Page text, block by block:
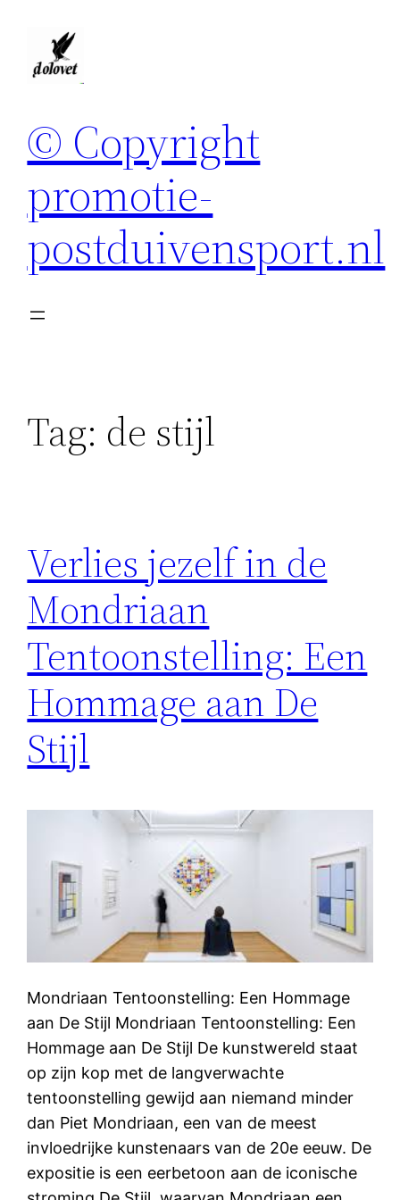
© Copyright
promotie-
postduivensport.nl
Tag: de stijl
Verlies jezelf in de
Mondriaan
Tentoonstelling: Een
Hommage aan De
Stijl
Mondriaan Tentoonstelling: Een Hommage
aan De Stijl Mondriaan Tentoonstelling: Een
Hommage aan De Stijl De kunstwereld staat
op zijn kop met de langverwachte
tentoonstelling gewijd aan niemand minder
dan Piet Mondriaan, een van de meest
invloedrijke kunstenaars van de 20e eeuw. De
expositie is een eerbetoon aan de iconische